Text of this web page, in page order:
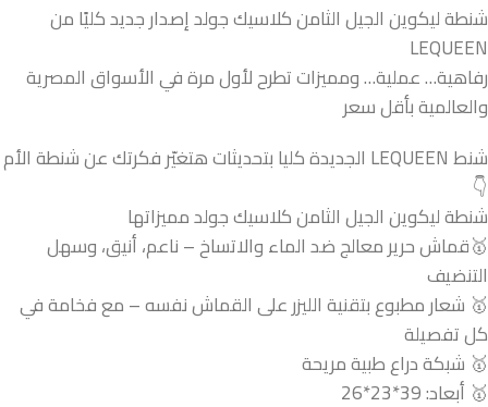
شنطة ليكوين الجيل الثامن كلاسيك جولد إصدار جديد كليًا من
LEQUEEN
رفاهية… عملية… ومميزات تطرح لأول مرة في الأسواق المصرية
والعالمية بأقل سعر
شنط LEQUEEN الجديدة كليا بتحديثات هتغيّر فكرتك عن شنطة الأم
👇
شنطة ليكوين الجيل الثامن كلاسيك جولد مميزاتها
🥇قماش حرير معالج ضد الماء والاتساخ – ناعم، أنيق، وسهل
التنضيف
🥇 شعار مطبوع بتقنية الليزر على القماش نفسه – مع فخامة في
كل تفصيلة
🥇 شبكة دراع طبية مريحة
🥇 أبعاد: 39*23*26